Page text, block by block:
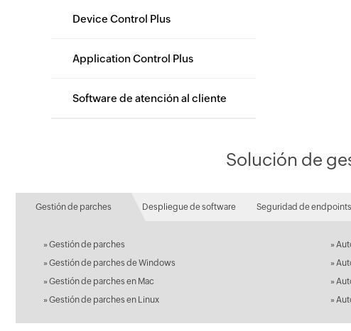
Device Control Plus
Application Control Plus
Software de atención al cliente
Solución de
Gestión de parches Despliegue de software Seguridad de endpoints
» Gestión de parches
» Gestión de parches de Windows
» Gestión de parches en Mac
» Gestión de parches en Linux
»
»
»
»